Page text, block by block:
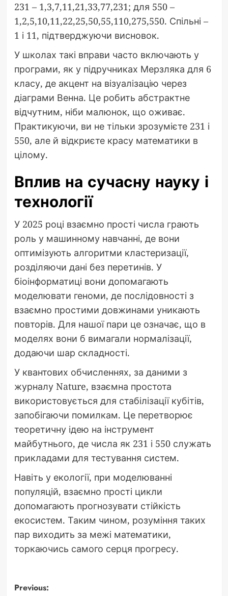
231 – 1,3,7,11,21,33,77,231; для 550 –
1,2,5,10,11,22,25,50,55,110,275,550. Спільні –
1 і 11, підтверджуючи висновок.
У школах такі вправи часто включають у
програми, як у підручниках Мерзляка для 6
класу, де акцент на візуалізацію через
діаграми Венна. Це робить абстрактне
відчутним, ніби малюнок, що оживає.
Практикуючи, ви не тільки зрозумієте 231 і
550, але й відкриєте красу математики в
цілому.
Вплив на сучасну науку і
технології
У 2025 році взаємно прості числа грають
роль у машинному навчанні, де вони
оптимізують алгоритми кластеризації,
розділяючи дані без перетинів. У
біоінформатиці вони допомагають
моделювати геноми, де послідовності з
взаємно простими довжинами уникають
повторів. Для нашої пари це означає, що в
моделях вони б вимагали нормалізації,
додаючи шар складності.
У квантових обчисленнях, за даними з
журналу Nature, взаємна простота
використовується для стабілізації кубітів,
запобігаючи помилкам. Це перетворює
теоретичну ідею на інструмент
майбутнього, де числа як 231 і 550 служать
прикладами для тестування систем.
Навіть у екології, при моделюванні
популяцій, взаємно прості цикли
допомагають прогнозувати стійкість
екосистем. Таким чином, розуміння таких
пар виходить за межі математики,
торкаючись самого серця прогресу.
Post
Previous: